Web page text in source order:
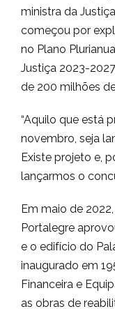
ministra da
começou por
no Plano
Justiça 2023-
de 200 milhões
“Aquilo que está
novembro, seja
Existe projeto e,
lançarmos o
Em maio de
Portalegre
e o edifício do
inaugurado em
Financeira e
as obras de